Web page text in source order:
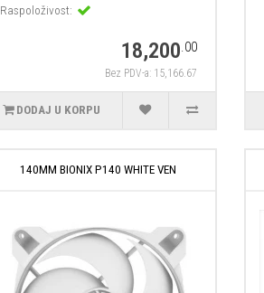
Raspoloživost:
18,200.00
Bez PDV-a: 15,166.67
DODAJ U KORPU
140MM BIONIX P140 WHITE VEN